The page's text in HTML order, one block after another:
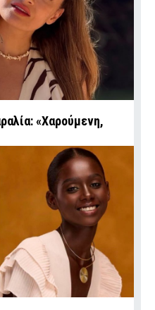
«Χαρούμενη,